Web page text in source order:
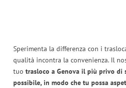
Sperimenta la differenza con i
qualità incontra la convenienza. Il
tuo trasloco a Genova il più privo di
possibile, in modo che tu possa